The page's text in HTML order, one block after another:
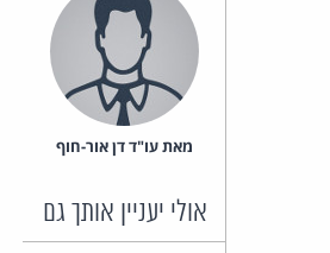
מאת‏ עו"ד דן אור-חוף
אולי יעניין אותך גם